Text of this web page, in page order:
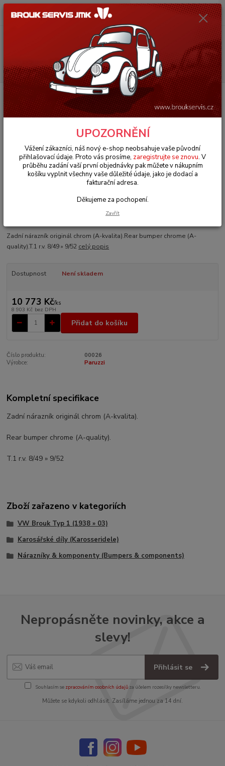
Menu
Hledat
(Po-Pá, 9-18 hod.)
0ks
za0 Kč
Úvod VW Brouk Typ 1 (1938 » 03)
Karosářské díly (Karosseridele)
Nárazníky & komponenty (Bumpers & components)
Nárazník zadní/OE
chrom - Typ 1 (1949 » 52)
Nárazník zadní/OE chrom - Typ 1
(1949 » 52)
Zadní nárazník originál chrom (A-kvalita).Rear bumper chrome (A-
quality).T.1 r.v. 8/49 » 9/52 celý popis
Dostupnost Není skladem
10 773 Kč/ks
8 903 Kč bez DPH
Přidat do košíku
Číslo produktu:
00026
Výrobce:
Paruzzi
Kompletní specifikace
Zadní nárazník originál chrom (A-kvalita).
Rear bumper chrome (A-quality).
T.1 r.v. 8/49 » 9/52
Zboží zařazeno v kategoriích
VW Brouk Typ 1 (1938 » 03)
Karosářské díly (Karosseridele)
Nárazníky & komponenty (Bumpers & components)
Nepropásněte novinky, akce a
slevy!
Přihlásit se
Souhlasím se zpracováním osobních údajůza účelem rozesílky newsletteru.
Můžete se kdykoli odhlásit. Zasíláme jednou za 14 dní.
UPOZORNĚNÍ
Vážení zákazníci, náš nový e-shop neobsahuje vaše původní
přihlašovací údaje. Proto vás prosíme, zaregistrujte se znovu. V
průběhu zadání vaší první objednávky pak můžete v nákupním
košíku vyplnit všechny vaše důležité údaje, jako je dodací a
fakturační adresa.
Děkujeme za pochopení.
Zavřít